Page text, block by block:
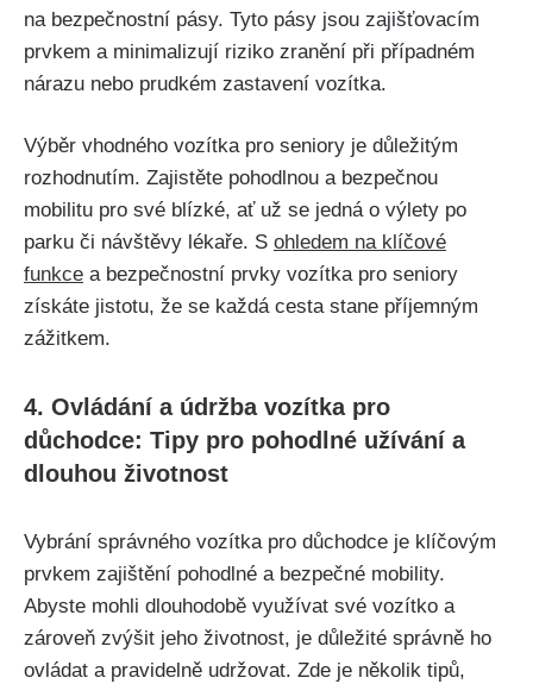
na bezpečnostní pásy. Tyto pásy jsou zajišťovacím
prvkem a minimalizují riziko zranění při případném
nárazu nebo prudkém zastavení vozítka.
Výběr vhodného vozítka pro seniory je důležitým
rozhodnutím. Zajistěte pohodlnou a bezpečnou
mobilitu pro své blízké, ať už se jedná o výlety po
parku či návštěvy lékaře. S ohledem na klíčové
funkce a bezpečnostní prvky vozítka pro seniory
získáte jistotu, že se každá cesta stane příjemným
zážitkem.
4. Ovládání a údržba vozítka pro
důchodce: Tipy pro pohodlné užívání a
dlouhou životnost
Vybrání správného vozítka pro důchodce je klíčovým
prvkem zajištění pohodlné a bezpečné mobility.
Abyste mohli dlouhodobě využívat své vozítko a
zároveň zvýšit jeho životnost, je důležité správně ho
ovládat a pravidelně udržovat. Zde je několik tipů,